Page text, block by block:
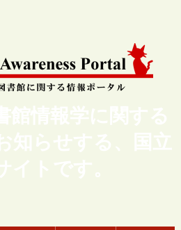
館情報学に関する
知らせする、国立
イトです。